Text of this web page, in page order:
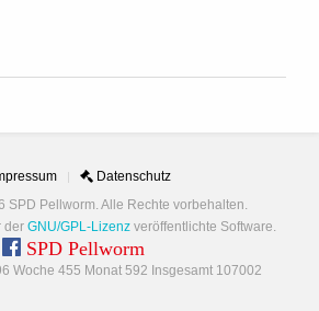
Datenschutz
SPD Pellworm. Alle Rechte vorbehalten.
der GNU/GPL-Lizenz veröffentlichte Software.
SPD Pellworm
Woche 455 Monat 592 Insgesamt 107002